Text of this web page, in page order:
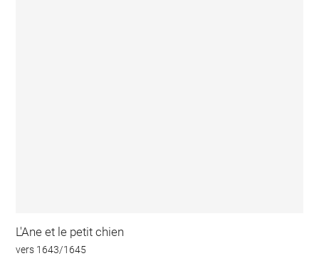
L'Ane et le petit chien
vers 1643/1645